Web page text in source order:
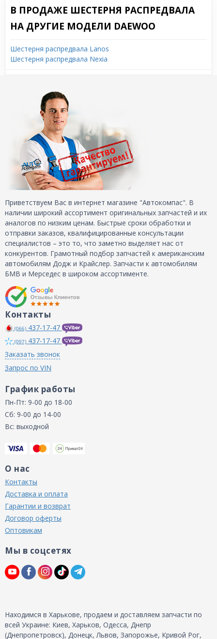
В ПРОДАЖЕ ШЕСТЕРНЯ РАСПРЕДВАЛА
НА ДРУГИЕ МОДЕЛИ DAEWOO
Шестерня распредвала Lanos
Шестерня распредвала Nexia
Приветствуем Вас в интернет магазине "Автокомпас". В
наличии широкий ассортимент оригинальных запчастей и их
аналогов по низким ценам. Быстрые сроки обработки и
отправки заказов, квалифицированные консультации
специалистов – это то, что заметно выделяет нас от
конкурентов. Грамотный подбор запчастей к американским
автомобилям Додж и Крайслер. Запчасти к автомобилям
БМВ и Мерседес в широком ассортименте.
Контакты
(066) 437-17-47
(097) 437-17-47
Заказать звонок
Запрос по VIN
График работы
Пн-Пт: 9-00 до 18-00
Сб: 9-00 до 14-00
Вс: выходной
О нас
Контакты
Доставка и оплата
Гарантии и возврат
Договор оферты
Оптовикам
Мы в соцсетях
Находимся в Харькове, продаем и доставляем запчасти по
всей Украине: Киев, Харьков, Одесса, Днепр
(Днепропетровск), Донецк, Львов, Запорожье, Кривой Рог,